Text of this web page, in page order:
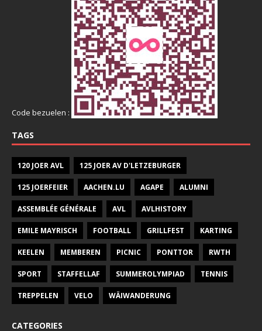
Code bezuelen :
TAGS
120 JOER AVL 125 JOER AV D'LETZEBURGER
125 JOERFEIER AACHEN.LU AGAPE ALUMNI
ASSEMBLÉE GÉNÉRALE AVL AVLHISTORY
EMILE MAYRISCH FOOTBALL GRILLFEST KARTING
KEELEN MEMBEREN PICNIC PONTTOR RWTH
SPORT STAFFELLAF SUMMEROLYMPIAD TENNIS
TREPPELEN VELO WÄIWANDERUNG
CATEGORIES